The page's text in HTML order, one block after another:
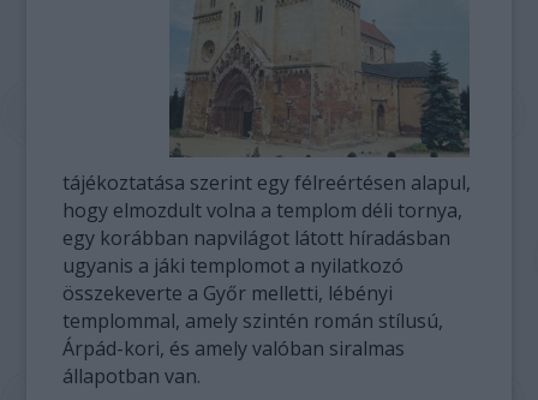
tájékoztatása szerint egy félreértésen alapul,
hogy elmozdult volna a templom déli tornya,
egy korábban napvilágot látott híradásban
ugyanis a jáki templomot a nyilatkozó
összekeverte a Győr melletti, lébényi
templommal, amely szintén román stílusú,
Árpád-kori, és amely valóban siralmas
állapotban van.